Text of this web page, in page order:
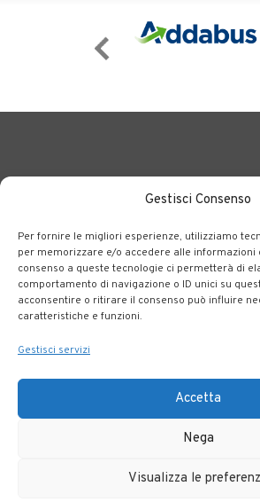
Gestisci Consenso
Per fornire le migliori esperienze, utilizziamo
per memorizzare e/o accedere alle informazioni
consenso a queste tecnologie ci permetterà di
comportamento di navigazione o ID unici su
acconsentire o ritirare il consenso può influire
caratteristiche e funzioni.
Gestisci servizi
Accetta
Nega
Visualizza le
BERGAMO TRASPORTI portale delle tre
dedite al trasporto pubblico locale su
bergamasco.